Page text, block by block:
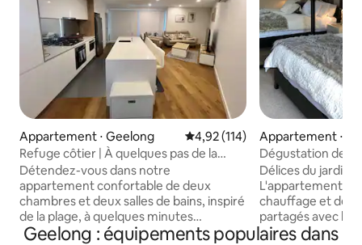
Appartement ⋅ Geelong Évaluation moyenne sur la
4,92 (114)
Refuge côtier | À quelques pas de la
plage
Détendez-vous dans notre
appartement confortable de deux
chambres et deux salles de bains, inspiré
de la plage, à quelques minutes
d'Eastern Beach, de la ville de Geelong et
Appartement ⋅
Dégustation de
Délices du jardin
L'appartement
chauffage et de
partagés avec le
dans
Geelong : équipements populaires dans